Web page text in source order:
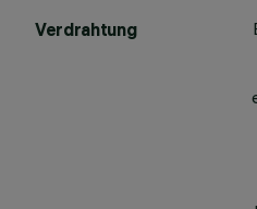
Verdrahtung